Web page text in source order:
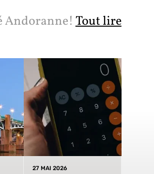
Andoranne!Tout lire
27 MAI 2026